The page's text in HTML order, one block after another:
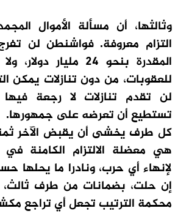
وثالثها، أن مسألة الأموال
التزام معروفة. فواشنطن لن
المقدرة بنحو 24
للعقوبات، من دون تنازلات يمكن
لن تقدم تنازلات لا رجعة
تستطيع أن تعرضه على جمهورها.
كل طرف يخشى أن يقبض الآخر
هي معضلة الالتزام الكامنة
لإنهاء أي حرب، ونادرا ما يحلها
إن حلت، بضمانات من طرف ثالث،
محكمة الترتيب تجعل أي تراجع